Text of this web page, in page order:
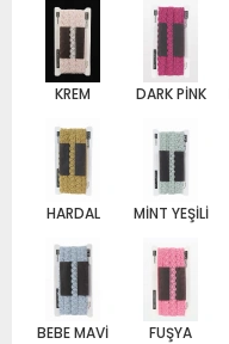
KREM DARK PİNK
HARDAL MİNT YEŞİLİ
BEBE MAVİ FUŞYA